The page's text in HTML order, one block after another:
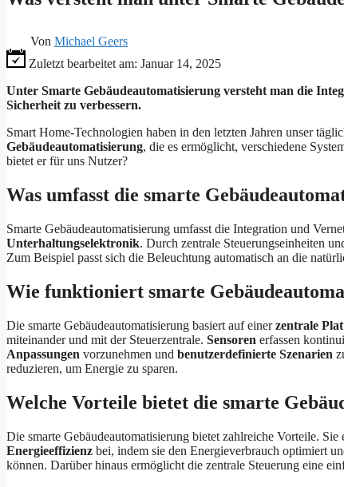
Von Michael Geers
Zuletzt bearbeitet am: Januar 14, 2025
Unter Smarte Gebäudeautomatisierung versteht man die
Sicherheit zu verbessern.
Smart Home-Technologien haben in den letzten Jahren unser
Gebäudeautomatisierung, die es ermöglicht, verschiedene
bietet er für uns Nutzer?
Was umfasst die smarte
Smarte Gebäudeautomatisierung umfasst die Integration und
Unterhaltungselektronik. Durch zentrale Steuerungseinheiten
Zum Beispiel passt sich die Beleuchtung automatisch an die
Wie funktioniert smarte
Die smarte Gebäudeautomatisierung basiert auf einerzentrale
miteinander und mit der Steuerzentrale. Sensoren erfassen
Anpassungen vorzunehmen und benutzerdefinierte Szenarien
reduzieren, um Energie zu sparen.
Welche Vorteile bietet die smarte
Die smarte Gebäudeautomatisierung bietet zahlreiche Vorteile. Sie
Energieeffizienz bei, indem sie den Energieverbrauch optimiert
können. Darüber hinaus ermöglicht die zentrale Steuerung eine